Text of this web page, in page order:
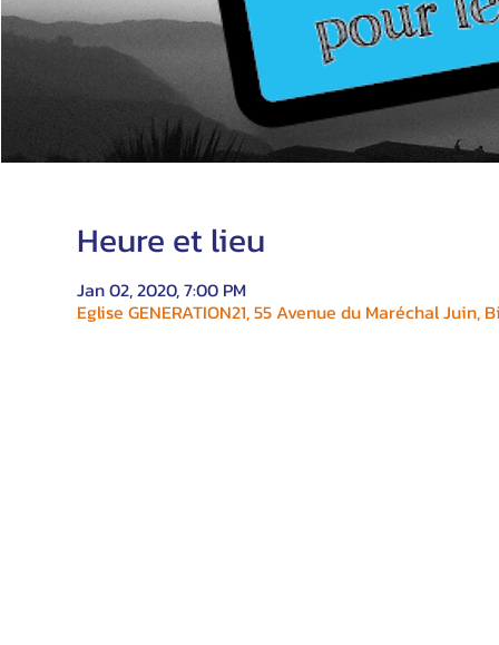
Heure et lieu
Jan 02, 2020, 7:00 PM
Eglise GENERATION21, 55 Avenue du Maréchal Juin,